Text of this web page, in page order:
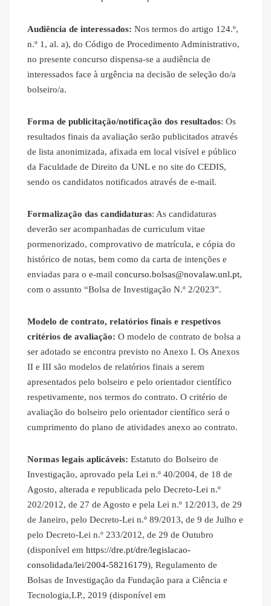
Audiência de interessados: Nos termos do artigo 124.º,
n.º 1, al. a), do Código de Procedimento Administrativo,
no presente concurso dispensa‐se a audiência de
interessados face à urgência na decisão de seleção do/a
bolseiro/a.
Forma de publicitação/notificação dos resultados: Os
resultados finais da avaliação serão publicitados através
de lista anonimizada, afixada em local visível e público
da Faculdade de Direito da UNL e no site do CEDIS,
sendo os candidatos notificados através de e-mail.
Formalização das candidaturas: As candidaturas
deverão ser acompanhadas de curriculum vitae
pormenorizado, comprovativo de matrícula, e cópia do
histórico de notas, bem como da carta de intenções e
enviadas para o e‐mail concurso.bolsas@novalaw.unl.pt,
com o assunto “Bolsa de Investigação N.º 2/2023”.
Modelo de contrato, relatórios finais e respetivos
critérios de avaliação: O modelo de contrato de bolsa a
ser adotado se encontra previsto no Anexo I. Os Anexos
II e III são modelos de relatórios finais a serem
apresentados pelo bolseiro e pelo orientador científico
respetivamente, nos termos do contrato. O critério de
avaliação do bolseiro pelo orientador científico será o
cumprimento do plano de atividades anexo ao contrato.
Normas legais aplicáveis: Estatuto do Bolseiro de
Investigação, aprovado pela Lei n.º 40/2004, de 18 de
Agosto, alterada e republicada pelo Decreto-Lei n.º
202/2012, de 27 de Agosto e pela Lei n.º 12/2013, de 29
de Janeiro, pelo Decreto-Lei n.º 89/2013, de 9 de Julho e
pelo Decreto-Lei n.º 233/2012, de 29 de Outubro
(disponível em https://dre.pt/dre/legislacao-
consolidada/lei/2004-58216179), Regulamento de
Bolsas de Investigação da Fundação para a Ciência e
Tecnologia,I.P., 2019 (disponível em